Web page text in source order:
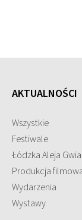
AKTUALNOŚCI
Wszystkie
Festiwale
Łódzka Aleja
Produkcja
Wydarzenia
Wystawy